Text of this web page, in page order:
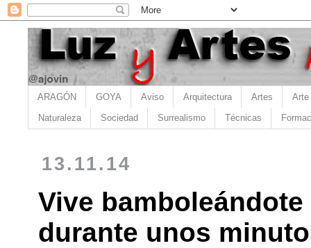
ARAGÓN GOYA Aviso Arquitectura Artes Arte
Naturaleza Sociedad Surrealismo Técnicas
13.11.14
Vive
durante unos